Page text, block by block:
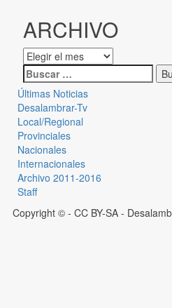
ARCHIVO
Últimas Noticias
Desalambrar-Tv
Local/Regional
Provinciales
Nacionales
Internacionales
Archivo 2011-2016
Staff
Copyright © - CC BY-SA -